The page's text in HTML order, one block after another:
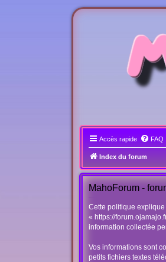
Accès rapide FAQ
Index du forum
MahoForum -
Cette politique
« https://
information collectée
Vos informations sont
petits fichiers textes